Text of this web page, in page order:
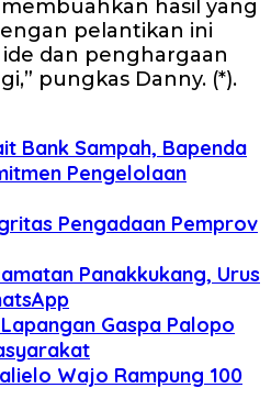
hasil yang
pelantikan ini
dan penghargaan
pungkas Danny. (*).
Bank Sampah, Bapenda
Pengelolaan
Pengadaan Pemprov
Panakkukang, Urus
Gaspa Palopo
Wajo Rampung 100